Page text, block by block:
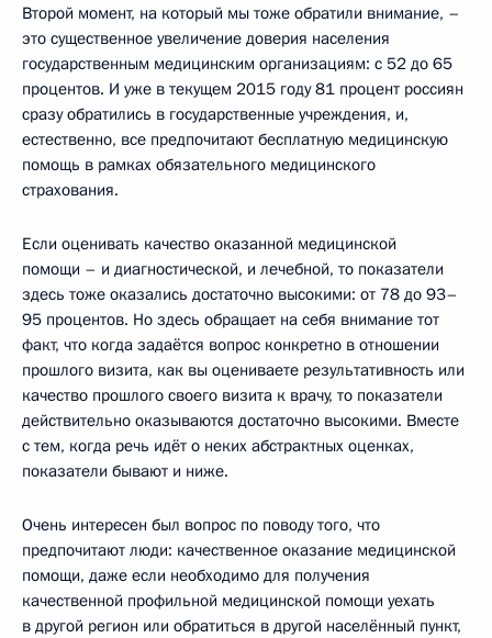
Второй момент, на который мы тоже обратили внимание, –
это существенное увеличение доверия населения
государственным медицинским организациям: с 52 до 65
процентов. И уже в текущем 2015 году 81 процент россиян
сразу обратились в государственные учреждения, и,
естественно, все предпочитают бесплатную медицинскую
помощь в рамках обязательного медицинского
страхования.
Если оценивать качество оказанной медицинской
помощи – и диагностической, и лечебной, то показатели
здесь тоже оказались достаточно высокими: от 78 до 93–
95 процентов. Но здесь обращает на себя внимание тот
факт, что когда задаётся вопрос конкретно в отношении
прошлого визита, как вы оцениваете результативность или
качество прошлого своего визита к врачу, то показатели
действительно оказываются достаточно высокими. Вместе
с тем, когда речь идёт о неких абстрактных оценках,
показатели бывают и ниже.
Очень интересен был вопрос по поводу того, что
предпочитают люди: качественное оказание медицинской
помощи, даже если необходимо для получения
качественной профильной медицинской помощи уехать
в другой регион или обратиться в другой населённый пункт,